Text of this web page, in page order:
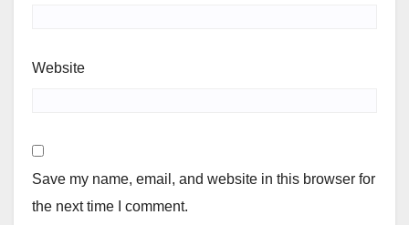
Website
Save my name, email, and website in this browser for
the next time I comment.